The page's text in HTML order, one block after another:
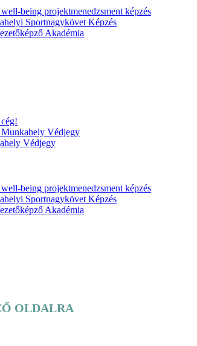
well-being projektmenedzsment képzés
Sportnagykövet Képzés
Védjegy